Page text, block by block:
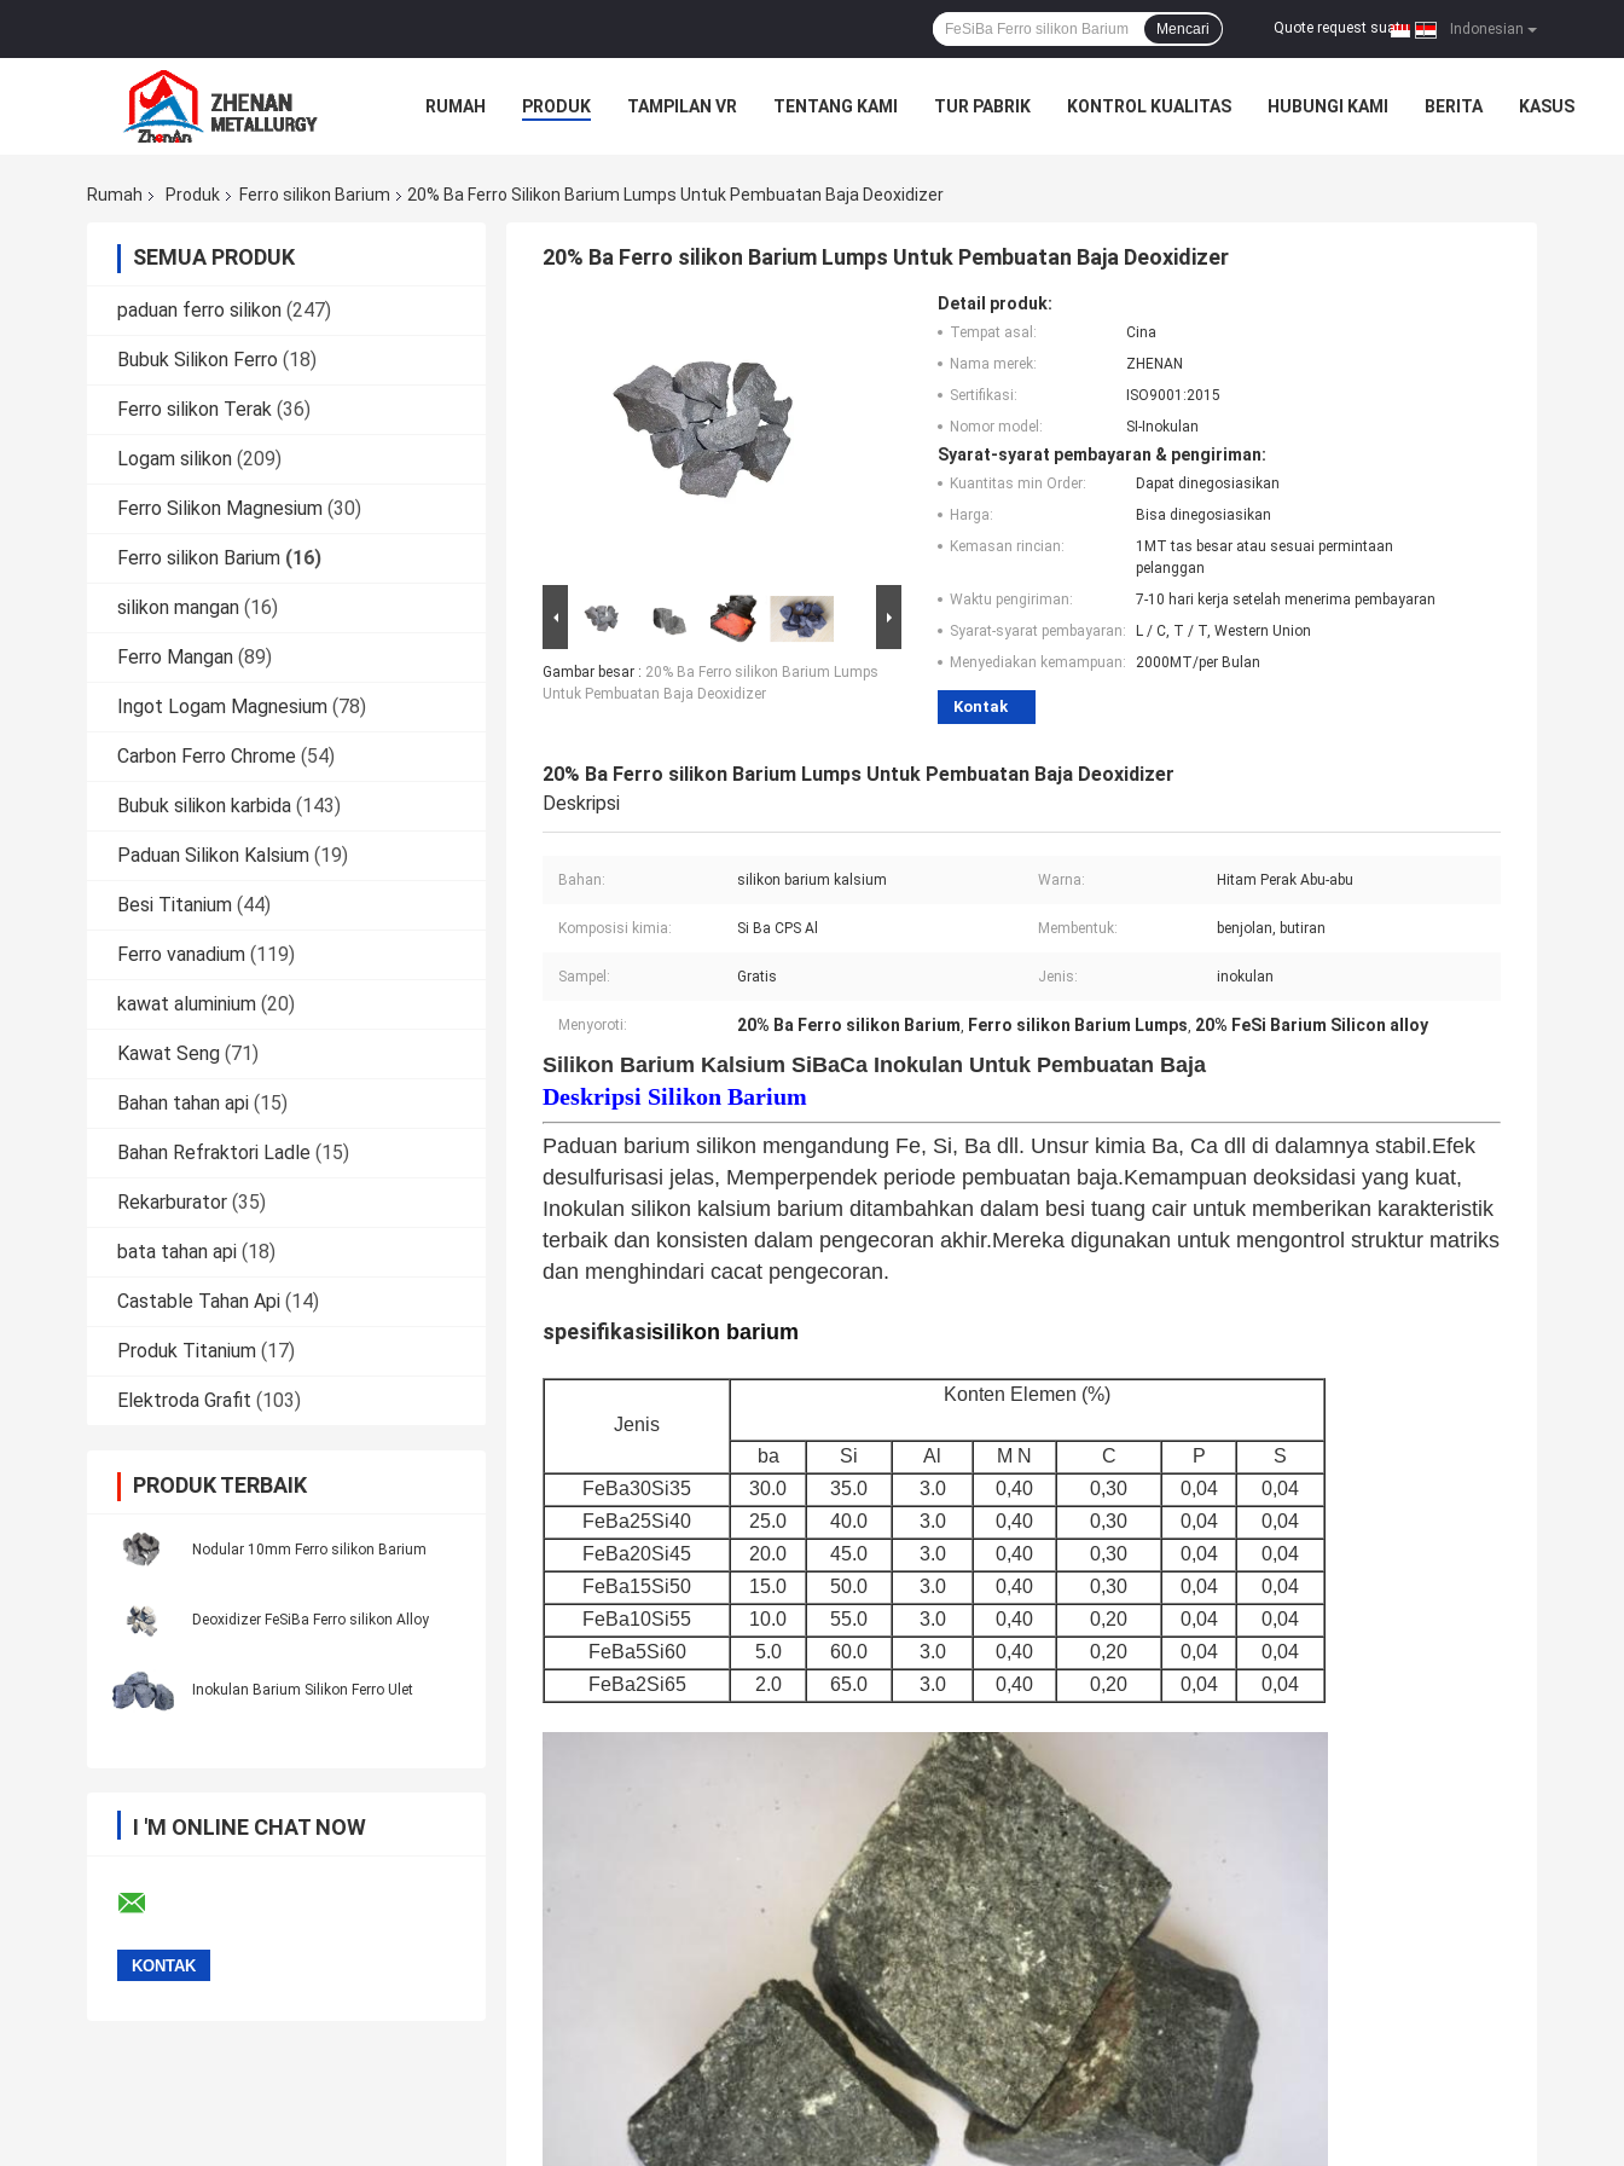
Indonesian
Quote request suatu |
Mencari
RUMAH PRODUK TAMPILAN VR TENTANG KAMI TUR PABRIK KONTROL KUALITAS HUBUNGI KAMI BERITA KASUS
Rumah Produk Ferro silikon Barium 20% Ba Ferro Silikon Barium Lumps Untuk Pembuatan Baja Deoxidizer
SEMUA PRODUK
paduan ferro silikon (247)
Bubuk Silikon Ferro (18)
Ferro silikon Terak (36)
Logam silikon (209)
Ferro Silikon Magnesium (30)
Ferro silikon Barium (16)
silikon mangan (16)
Ferro Mangan (89)
Ingot Logam Magnesium (78)
Carbon Ferro Chrome (54)
Bubuk silikon karbida (143)
Paduan Silikon Kalsium (19)
Besi Titanium (44)
Ferro vanadium (119)
kawat aluminium (20)
Kawat Seng (71)
Bahan tahan api (15)
Bahan Refraktori Ladle (15)
Rekarburator (35)
bata tahan api (18)
Castable Tahan Api (14)
Produk Titanium (17)
Elektroda Grafit (103)
PRODUK TERBAIK
Nodular 10mm Ferro silikon Barium
Deoxidizer FeSiBa Ferro silikon Alloy
Inokulan Barium Silikon Ferro Ulet
I 'M ONLINE CHAT NOW
20% Ba Ferro silikon Barium Lumps Untuk Pembuatan Baja Deoxidizer
Gambar besar : 20% Ba Ferro silikon Barium Lumps
Untuk Pembuatan Baja Deoxidizer
Detail produk:
Tempat asal:
Cina
Nama merek:
ZHENAN
Sertifikasi:
ISO9001:2015
Nomor model:
SI-Inokulan
Syarat-syarat pembayaran & pengiriman:
Kuantitas min Order:
Dapat dinegosiasikan
Harga:
Bisa dinegosiasikan
Kemasan rincian:
1MT tas besar atau sesuai permintaan
pelanggan
Waktu pengiriman:
7-10 hari kerja setelah menerima pembayaran
Syarat-syarat pembayaran:
L / C, T / T, Western Union
Menyediakan kemampuan:
2000MT/per Bulan
Kontak
20% Ba Ferro silikon Barium Lumps Untuk Pembuatan Baja Deoxidizer
Deskripsi
Bahan: silikon barium kalsium Warna: Hitam Perak Abu-abu
Komposisi kimia: Si Ba CPS Al Membentuk: benjolan, butiran
Sampel: Gratis Jenis: inokulan
Menyoroti: 20% Ba Ferro silikon Barium, Ferro silikon Barium Lumps, 20% FeSi Barium Silicon alloy
Silikon Barium Kalsium SiBaCa Inokulan Untuk Pembuatan Baja
Deskripsi Silikon Barium
Paduan barium silikon mengandung Fe, Si, Ba dll. Unsur kimia Ba, Ca dll di dalamnya stabil.Efek
desulfurisasi jelas, Memperpendek periode pembuatan baja.Kemampuan deoksidasi yang kuat,
Inokulan silikon kalsium barium ditambahkan dalam besi tuang cair untuk memberikan karakteristik
terbaik dan konsisten dalam pengecoran akhir.Mereka digunakan untuk mengontrol struktur matriks
dan menghindari cacat pengecoran.
spesifikasisilikon barium
Jenis
Konten Elemen (%)
ba Si Al M N C P
S
FeBa30Si35
30.0 35.0 3.0 0,40 0,30 0,04
0,04
FeBa25Si40
25.0 40.0 3.0 0,40 0,30 0,04
0,04
FeBa20Si45
20.0 45.0 3.0 0,40 0,30 0,04
0,04
FeBa15Si50
15.0 50.0 3.0 0,40 0,30 0,04
0,04
FeBa10Si55
10.0 55.0 3.0 0,40 0,20 0,04
0,04
FeBa5Si60
5.0 60.0 3.0 0,40 0,20 0,04
0,04
FeBa2Si65
2.0 65.0 3.0 0,40 0,20 0,04 0,04